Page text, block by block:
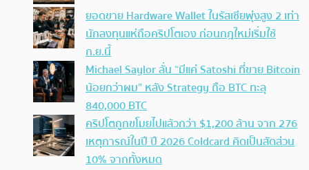
ยอดขาย Hardware Wallet ในรัสเซียพุ่งสูง 2 เท่า
นักลงทุนแห่ถือคริปโตเอง ก่อนกฎใหม่เริ่มใช้
ก.ย.นี้
Michael Saylor ลั่น “มีแค่ Satoshi ที่ขาย Bitcoin
น้อยกว่าผม” หลัง Strategy ถือ BTC ทะลุ
840,000 BTC
คริปโตถูกขโมยไปแล้วกว่า $1,200 ล้าน จาก 276
เหตุการณ์ในปี ปี 2026 Coldcard คิดเป็นสัดส่วน
10% จากทั้งหมด